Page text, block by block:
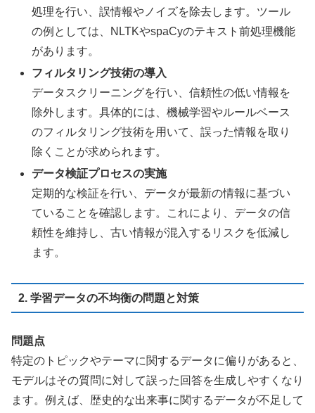
処理を行い、誤情報やノイズを除去します。ツール
の例としては、NLTKやspaCyのテキスト前処理機能
があります。
フィルタリング技術の導入
データスクリーニングを行い、信頼性の低い情報を
除外します。具体的には、機械学習やルールベース
のフィルタリング技術を用いて、誤った情報を取り
除くことが求められます。
データ検証プロセスの実施
定期的な検証を行い、データが最新の情報に基づい
ていることを確認します。これにより、データの信
頼性を維持し、古い情報が混入するリスクを低減し
ます。
2. 学習データの不均衡の問題と対策
問題点
特定のトピックやテーマに関するデータに偏りがあると、
モデルはその質問に対して誤った回答を生成しやすくなり
ます。例えば、歴史的な出来事に関するデータが不足して